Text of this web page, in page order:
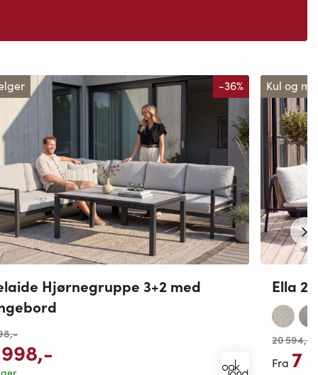
-36%
Hjørnegruppe 3+2 med
,-
,-
Kul og
Ella 2
20 594,-
Fra 7